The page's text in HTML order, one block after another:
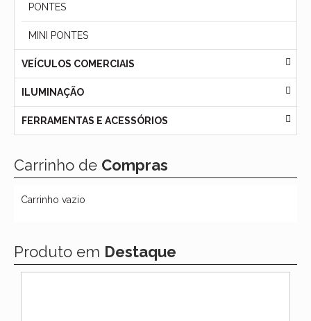
PONTES
MINI PONTES
VEÍCULOS COMERCIAIS
ILUMINAÇÃO
FERRAMENTAS E ACESSÓRIOS
Carrinho de Compras
Carrinho vazio
Produto em Destaque